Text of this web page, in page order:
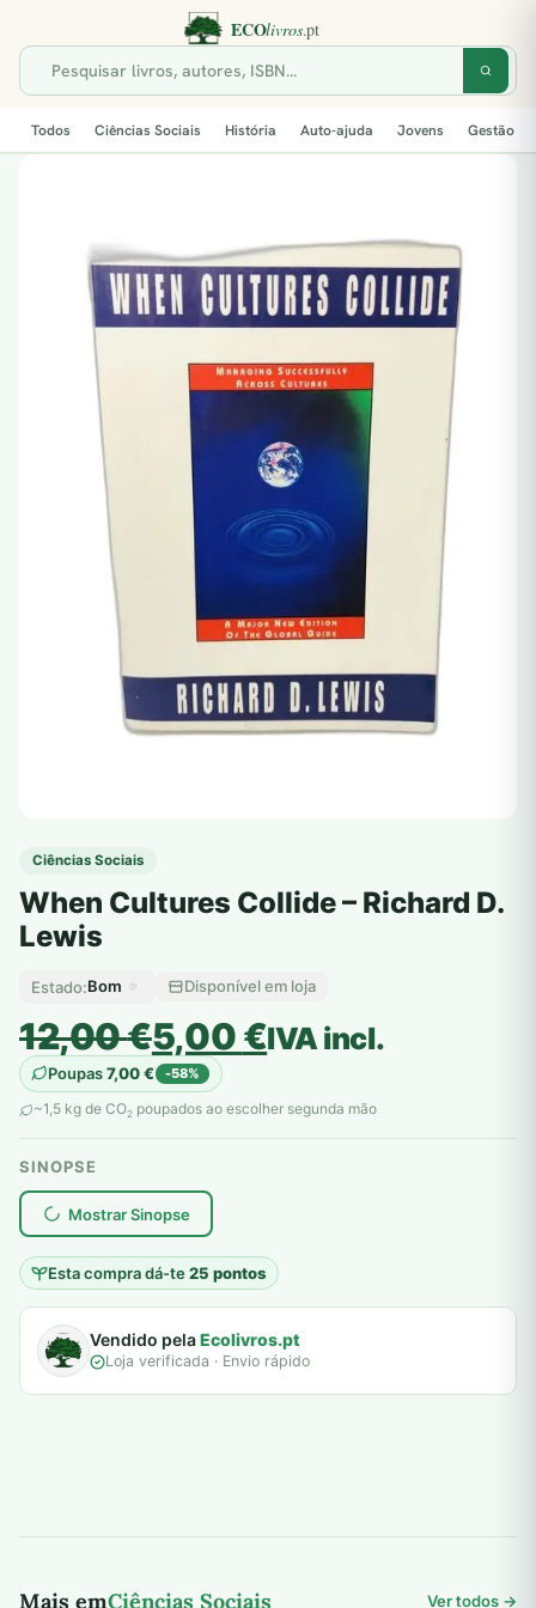
Todos Ciências Sociais História Auto-ajuda Jovens Gestão
Ciências Sociais
When Cultures Collide – Richard D.
Lewis
Estado:Bom Disponível em loja
12,00€
O
preço
original
era:
12,00 €.
5,00€
O
preço
atual
é:
5,00 €.
IVA incl.
Poupas7,00€ -58%
~1,5 kg de CO2 poupados ao escolher segunda mão
SINOPSE
Mostrar Sinopse
Esta compra dá-te25 pontos
plantar árvores reais
Vendido pelaEcolivros.pt
Loja verificada · Envio rápido
Mais emCiências Sociais Ver todos →